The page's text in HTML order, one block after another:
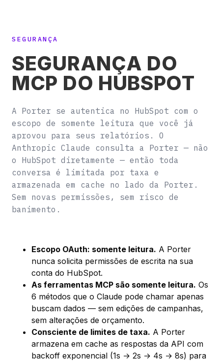
SEGURANÇA
SEGURANÇA DO
MCP DO HUBSPOT
A Porter se autentica no HubSpot com o
escopo de somente leitura que você já
aprovou para seus relatórios. O
Anthropic Claude consulta a Porter — não
o HubSpot diretamente — então toda
conversa é limitada por taxa e
armazenada em cache no lado da Porter.
Sem novas permissões, sem risco de
banimento.
Escopo OAuth: somente leitura. A Porter
nunca solicita permissões de escrita na sua
conta do HubSpot.
As ferramentas MCP são somente leitura. Os
6 métodos que o Claude pode chamar apenas
buscam dados — sem edições de campanhas,
sem alterações de orçamento.
Consciente de limites de taxa. A Porter
armazena em cache as respostas da API com
backoff exponencial (1s → 2s → 4s → 8s) para